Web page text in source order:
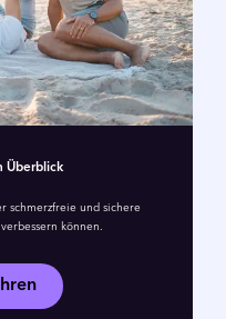
Überblick
schmerzfreie und sichere
können.